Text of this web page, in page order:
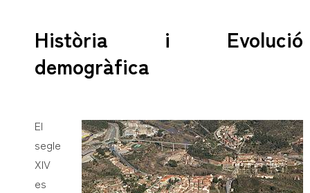
Història i Evolució
demogràfica
El
segle
XIV
es